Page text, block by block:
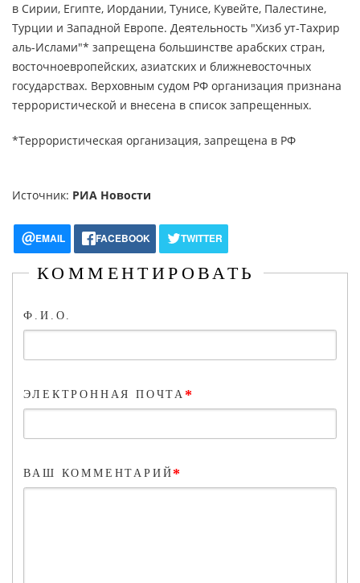
в Сирии, Египте, Иордании, Тунисе, Кувейте, Палестине,
Турции и Западной Европе. Деятельность "Хизб ут-Тахрир
аль-Ислами"* запрещена большинстве арабских стран,
восточноевропейских, азиатских и ближневосточных
государствах. Верховным судом РФ организация признана
террористической и внесена в список запрещенных.
*Террористическая организация, запрещена в РФ
Источник: РИА Новости
EMAIL FACEBOOK TWITTER
КОММЕНТИРОВАТЬ
Ф.И.О.
ЭЛЕКТРОННАЯ ПОЧТА *
ВАШ КОММЕНТАРИЙ *